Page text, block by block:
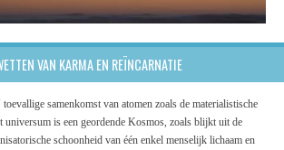
VAN KARMA EN REÏNCARNATIE
samenkomst van atomen zoals de materialistische
universum is een geordende Kosmos, zoals blijkt uit de
schoonheid van één enkel menselijk lichaam en